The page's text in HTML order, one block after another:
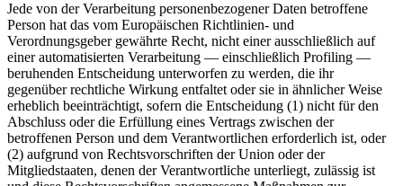
Jede von der Verarbeitung personenbezogener Daten betroffene
Person hat das vom Europäischen Richtlinien- und
Verordnungsgeber gewährte Recht, nicht einer ausschließlich auf
einer automatisierten Verarbeitung — einschließlich Profiling —
beruhenden Entscheidung unterworfen zu werden, die ihr
gegenüber rechtliche Wirkung entfaltet oder sie in ähnlicher Weise
erheblich beeinträchtigt, sofern die Entscheidung (1) nicht für den
Abschluss oder die Erfüllung eines Vertrags zwischen der
betroffenen Person und dem Verantwortlichen erforderlich ist, oder
(2) aufgrund von Rechtsvorschriften der Union oder der
Mitgliedstaaten, denen der Verantwortliche unterliegt, zulässig ist